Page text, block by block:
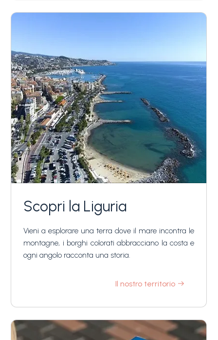
Scopri la Liguria
Vieni a esplorare una terra dove il mare incontra le
montagne, i borghi colorati abbracciano la costa e
ogni angolo racconta una storia.
Il nostro territorio